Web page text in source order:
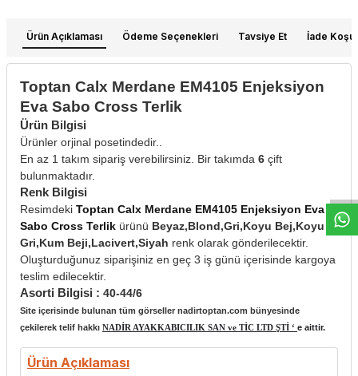
Ürün Açıklaması Ödeme Seçenekleri Tavsiye Et İade
Toptan Calx Merdane EM4105 Enjeksiyon
Eva Sabo Cross Terlik
Ürün Bilgisi
Ürünler orjinal posetindedir..
En az 1 takım sipariş verebilirsiniz. Bir takımda 6 çift
bulunmaktadır.
Renk Bilgisi
Resimdeki Toptan Calx Merdane EM4105 Enjeksiyon Eva
Sabo Cross Terlik ürünü Beyaz,Blond,Gri,Koyu Bej,Koyu
Gri,Kum Beji,Lacivert,Siyah renk olarak gönderilecektir.
Oluşturduğunuz siparişiniz en geç 3 iş günü içerisinde kargoya
teslim edilecektir.
Asorti Bilgisi : 40-44/6
Site içerisinde bulunan tüm görseller nadirtoptan.com bünyesinde
çekilerek telif hakkı NADİR AYAKKABICILIK SAN ve TİC LTD ŞTİ ‘ e aittir.
Ürün Açıklaması